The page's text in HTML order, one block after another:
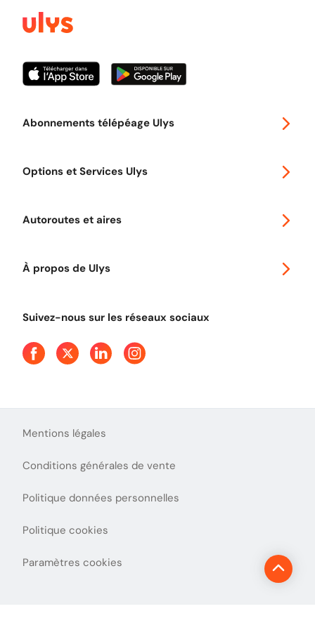
Abonnements télépéage Ulys
Options et Services Ulys
Autoroutes et aires
À propos de Ulys
Suivez-nous sur les réseaux sociaux
Mentions légales
Conditions générales de vente
Politique données personnelles
Politique cookies
Paramètres cookies